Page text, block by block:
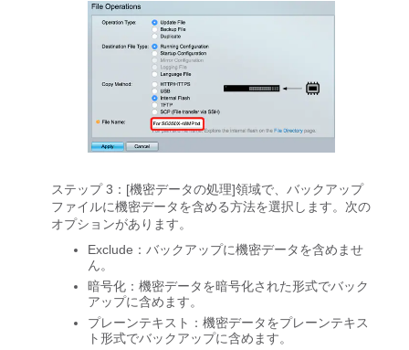
ステップ 3：[機密データの処理]領域で、バックアップ
ファイルに機密データを含める方法を選択します。次の
オプションがあります。
Exclude：バックアップに機密データを含めませ
ん。
暗号化：機密データを暗号化された形式でバック
アップに含めます。
プレーンテキスト：機密データをプレーンテキス
ト形式でバックアップに含めます。